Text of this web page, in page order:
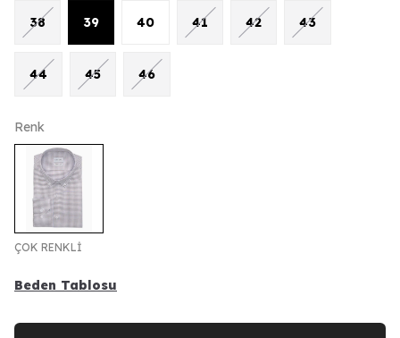
38 39 40 41 42 43
44 45 46
Renk
ÇOK RENKLİ
Beden Tablosu